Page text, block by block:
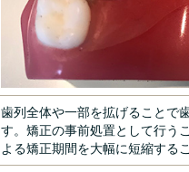
歯列全体や一部を拡げることで
す。矯正の事前処置として行う
よる矯正期間を大幅に短縮する